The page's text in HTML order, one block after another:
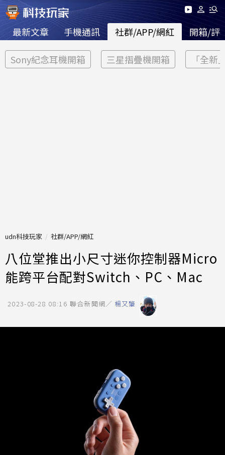
最新文章 手機通訊 社群/APP/網紅 開箱/評
Sony紀念耳機開箱 三星摺疊機開箱 「全新
udn科技玩家 社群/APP/網紅
八位堂推出小尺寸迷你控制器Micro
能跨平台配對Switch、PC、Mac
2023-08-28 08:16 聯合新聞網／ 楊又肇